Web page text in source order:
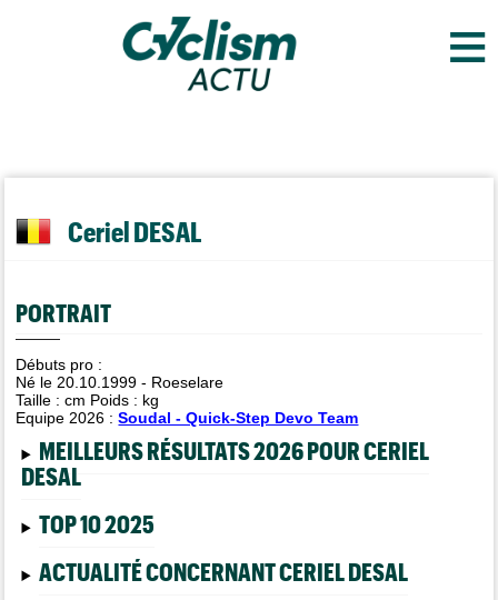
≡
Ceriel DESAL
PORTRAIT
Débuts pro :
Né le 20.10.1999 - Roeselare
Taille :cm Poids : kg
Equipe 2026 :Soudal - Quick-Step Devo Team
MEILLEURS RÉSULTATS 2026 POUR CERIEL
DESAL
TOP 10 2025
ACTUALITÉ CONCERNANT CERIEL DESAL